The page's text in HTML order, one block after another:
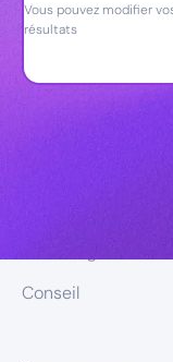
Vous pouvez modifier
résultats
Conseil